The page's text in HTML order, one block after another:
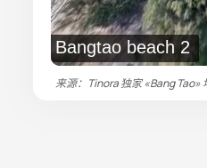
Bangtao beach 2
来源：Tinora 独家 «Bang